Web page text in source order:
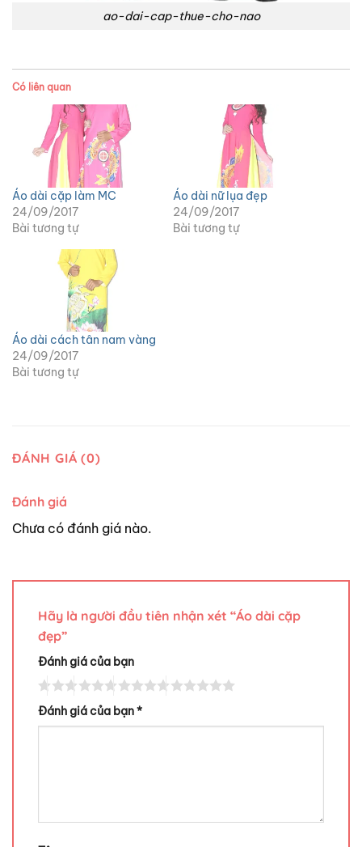
ao-dai-cap-thue-cho-nao
Có liên quan
Áo dài cặp làm MC
24/09/2017
Bài tương tự
Áo dài nữ lụa đẹp
24/09/2017
Bài tương tự
Áo dài cách tân nam vàng
24/09/2017
Bài tương tự
ĐÁNH GIÁ (0)
Đánh giá
Chưa có đánh giá nào.
Hãy là người đầu tiên nhận xét “Áo dài cặp
đẹp”
Đánh giá của bạn
Đánh giá của bạn*